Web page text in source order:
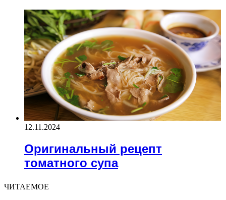
12.11.2024
Оригинальный рецепт
томатного супа
ЧИТАЕМОЕ